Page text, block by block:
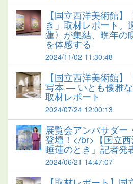
【国立西洋美術館
き」取材レポート。
蓮〉が集結、晩年の
を体感する
2024/11/02 11:30:48
【国立西洋美術館
写本 — いとも優雅
取材レポート
2024/07/24 12:00:13
展覧会アンバサダー
登壇！</br>【国立
睡蓮のとき」記者発
2024/06/21 14:47:07